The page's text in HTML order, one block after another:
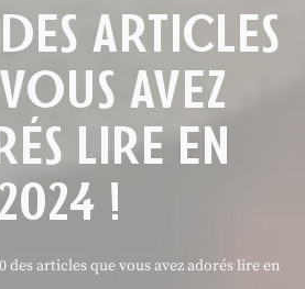
ARTICLES
AVEZ
LIRE EN
2024 !
des articles que vous avez adorés lire en